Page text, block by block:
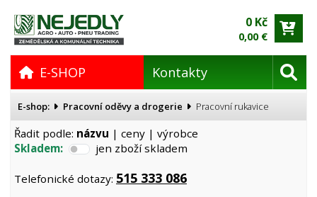
0 Kč
0,00 €
E-SHOP Kontakty
E-shop: Pracovní oděvy a drogerie Pracovní rukavice
Řadit podle: názvu | ceny | výrobce
Skladem:
jen zboží skladem
Telefonické dotazy: 515 333 086